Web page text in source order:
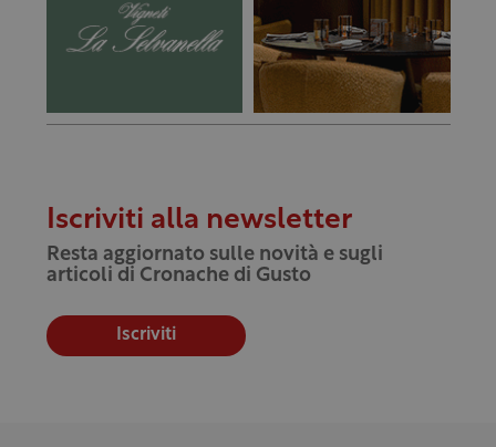
Iscriviti alla newsletter
Resta aggiornato sulle novità e sugli
articoli di Cronache di Gusto
Iscriviti